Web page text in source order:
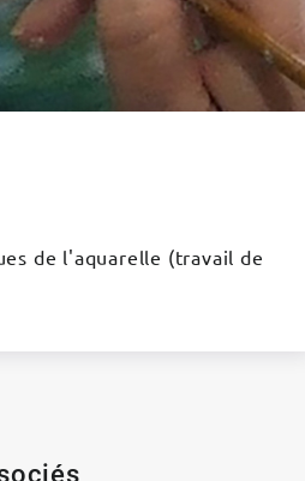
de l'aquarelle (travail de